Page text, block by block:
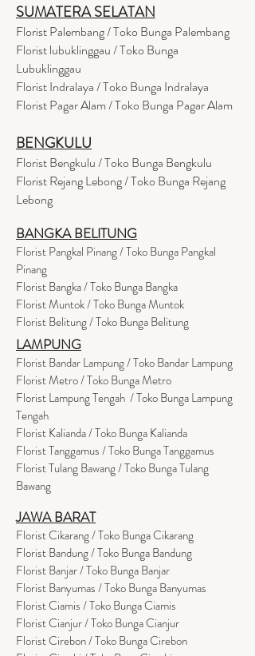
SUMATERA SELATAN
Florist Palembang / Toko Bunga Palembang
Florist lubuklinggau / Toko Bunga
Lubuklinggau
Florist Indralaya / Toko Bunga Indralaya
Florist Pagar Alam / Toko Bunga Pagar Alam
BENGKULU
Florist Bengkulu / Toko Bunga Bengkulu
Florist Rejang Lebong / Toko Bunga Rejang
Lebong
BANGKA BELITUNG
Florist Pangkal Pinang / Toko Bunga Pangkal
Pinang
Florist Bangka / Toko Bunga Bangka
Florist Muntok / Toko Bunga Muntok
Florist Belitung / Toko Bunga Belitung
LAMPUNG
Florist Bandar Lampung / Toko Bandar Lampung
Florist Metro / Toko Bunga Metro
Florist Lampung Tengah / Toko Bunga Lampung
Tengah
Florist Kalianda / Toko Bunga Kalianda
Florist Tanggamus / Toko Bunga Tanggamus
Florist Tulang Bawang / Toko Bunga Tulang
Bawang
JAWA BARAT
Florist Cikarang/ Toko Bunga Cikarang
Florist Bandung / Toko Bunga Bandung
Florist Banjar / Toko Bunga Banjar
Florist Banyumas / Toko Bunga Banyumas
Florist Ciamis / Toko Bunga Ciamis
Florist Cianjur / Toko Bunga Cianjur
Florist Cirebon / Toko Bunga Cirebon